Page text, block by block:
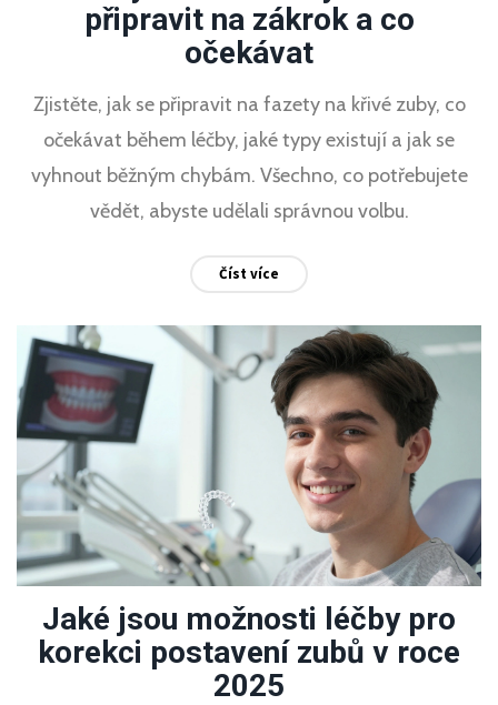
připravit na zákrok a co
očekávat
Zjistěte, jak se připravit na fazety na křivé zuby, co
očekávat během léčby, jaké typy existují a jak se
vyhnout běžným chybám. Všechno, co potřebujete
vědět, abyste udělali správnou volbu.
Číst více
Jaké jsou možnosti léčby pro
korekci postavení zubů v roce
2025